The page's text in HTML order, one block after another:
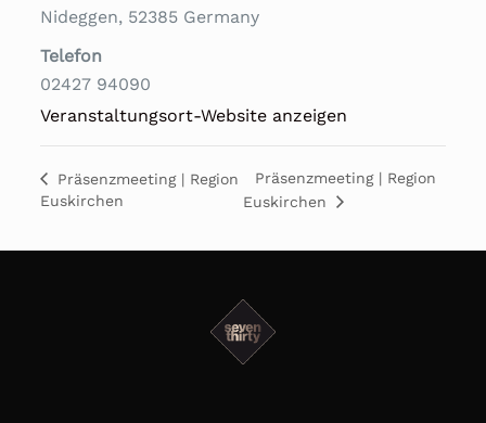
Nideggen, 52385 Germany
Telefon
02427 94090
Veranstaltungsort-Website anzeigen
Präsenzmeeting | Region
Euskirchen
Präsenzmeeting | Region
Euskirchen